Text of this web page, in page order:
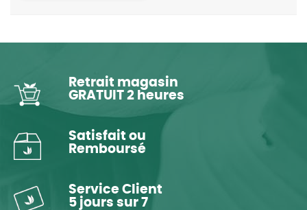
Retrait magasin
GRATUIT 2 heures
Satisfait ou
Remboursé
Service Client
5 jours sur 7